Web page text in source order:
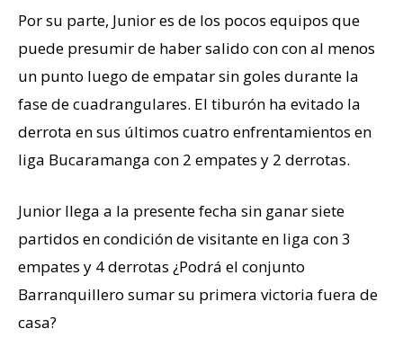
Por su parte, Junior es de los pocos equipos que
puede presumir de haber salido con con al menos
un punto luego de empatar sin goles durante la
fase de cuadrangulares. El tiburón ha evitado la
derrota en sus últimos cuatro enfrentamientos en
liga Bucaramanga con 2 empates y 2 derrotas.
Junior llega a la presente fecha sin ganar siete
partidos en condición de visitante en liga con 3
empates y 4 derrotas ¿Podrá el conjunto
Barranquillero sumar su primera victoria fuera de
casa?